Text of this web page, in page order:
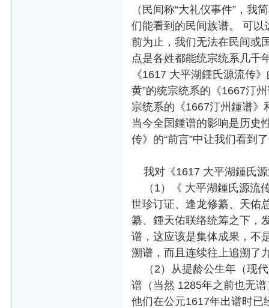
（民间称“大礼仪事件”，我
们能看到的民间族谱。 可以
前为止，我们无法在民间或
点是各姓都能统宗统系几千
《1617 大平湖鍾氏源流传
黄”的统宗统系的《1667汀
宗统系的《1667汀州鍾谱》
当今全国鍾谱的影响是历史
传》的“前言”中让我们看到
我对《1617 大平湖鍾氏
（1）《 大平湖鍾氏源流
世珍订证、逢龙修纂、天佑
纂、鍾天佑联络统筹之下，
谱，这应该是集体成果，不
溯谱，而且连续往上追溯了
（2）从提龄公生年（现代
谱（当然 1285年之前也无
他们在公元1617年出谱时已